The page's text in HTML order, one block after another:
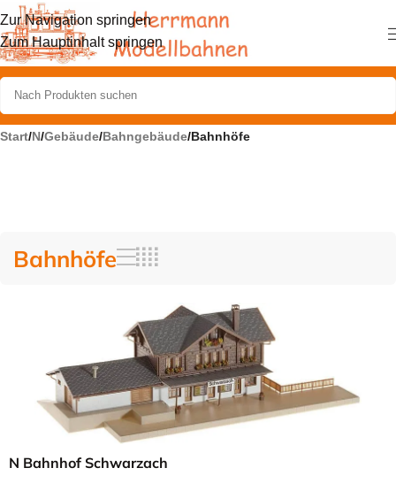
Zur Navigation springen
Zum Hauptinhalt springen
Start/N/Gebäude/Bahngebäude/Bahnhöfe
Bahnhöfe
N Bahnhof Schwarzach